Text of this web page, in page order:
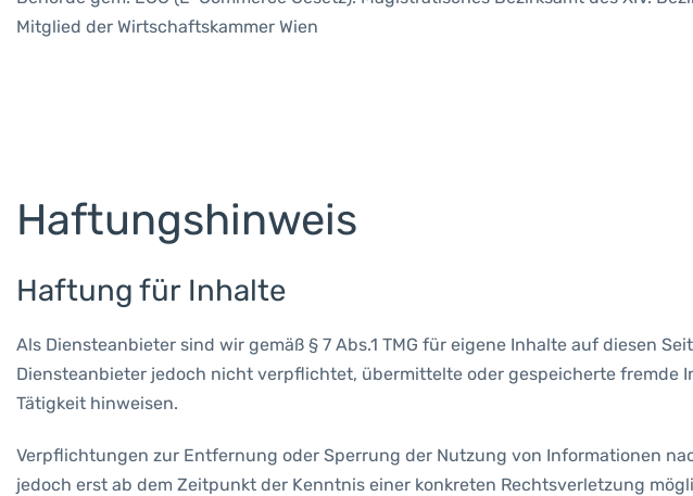
Mitglied der Wirtschaftskammer Wien
Haftungshinweis
Haftung für Inhalte
Als Diensteanbieter sind wir gemäß § 7 Abs.1 TMG für eigene Inhalte auf diesen
Diensteanbieter jedoch nicht verpflichtet, übermittelte oder gespeicherte
Tätigkeit hinweisen.
Verpflichtungen zur Entfernung oder Sperrung der Nutzung von Informationen
jedoch erst ab dem Zeitpunkt der Kenntnis einer konkreten Rechtsverletzung